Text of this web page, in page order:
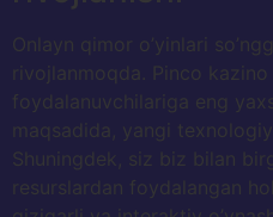
Onlayn qimor o’yinlari
rivojlanmoqda. Pinco
foydalanuvchilariga eng
maqsadida, yangi
Shuningdek, siz biz bilan
resurslardan foydalangan